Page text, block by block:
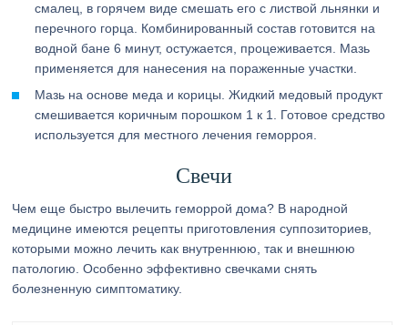
смалец, в горячем виде смешать его с листвой льнянки и
перечного горца. Комбинированный состав готовится на
водной бане 6 минут, остужается, процеживается. Мазь
применяется для нанесения на пораженные участки.
Мазь на основе меда и корицы. Жидкий медовый продукт
смешивается коричным порошком 1 к 1. Готовое средство
используется для местного лечения геморроя.
Свечи
Чем еще быстро вылечить геморрой дома? В народной
медицине имеются рецепты приготовления суппозиториев,
которыми можно лечить как внутреннюю, так и внешнюю
патологию. Особенно эффективно свечками снять
болезненную симптоматику.